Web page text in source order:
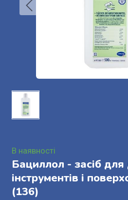
В наявності
Бациллол - засіб для
інструментів і
(136)